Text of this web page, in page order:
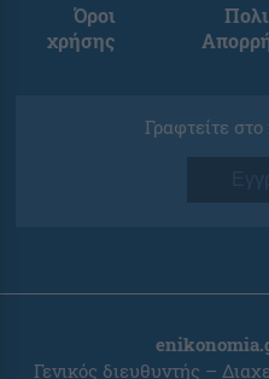
Όροι
χρήσης
Γραφτείτε
Γενικός διευθυντής –